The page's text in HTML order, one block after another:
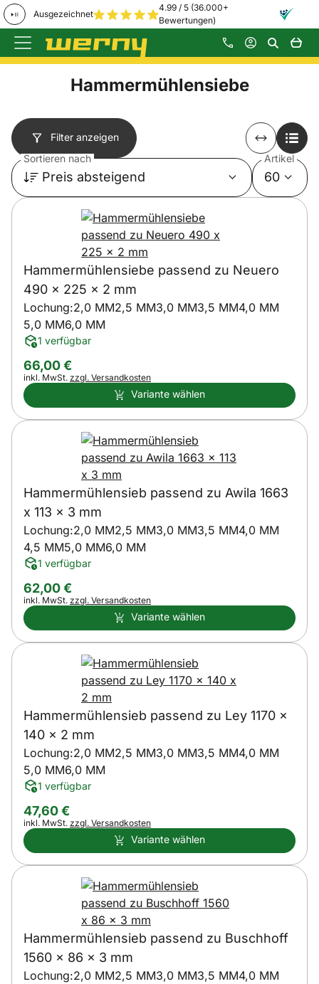
Ausgezeichnet
4.99 / 5 (36.000+
Bewertungen)
Zum Hauptinhalt springen
Hammermühlensiebe
Filter anzeigen
Sortieren nach
Preis absteigend
Artikel
60
Hammermühlensiebe passend zu Neuero
490 x 225 x 2 mm
Lochung:2,0 MM2,5 MM3,0 MM3,5 MM4,0 MM
5,0 MM6,0 MM
1 verfügbar
66,00€
Steuerhinweis:
inkl. MwSt. zzgl. Versandkosten
Variante wählen
Hammermühlensieb passend zu Awila 1663
x 113 x 3 mm
Lochung:2,0 MM2,5 MM3,0 MM3,5 MM4,0 MM
4,5 MM5,0 MM6,0 MM
1 verfügbar
62,00€
Steuerhinweis:
inkl. MwSt. zzgl. Versandkosten
Variante wählen
Hammermühlensieb passend zu Ley 1170 x
140 x 2 mm
Lochung:2,0 MM2,5 MM3,0 MM3,5 MM4,0 MM
5,0 MM6,0 MM
1 verfügbar
47,60€
Steuerhinweis:
inkl. MwSt. zzgl. Versandkosten
Variante wählen
Hammermühlensieb passend zu Buschhoff
1560 x 86 x 3 mm
Lochung:2,0 MM2,5 MM3,0 MM3,5 MM4,0 MM